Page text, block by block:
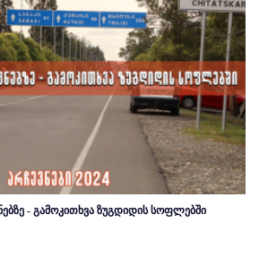
- გამოკითხვა ზუგდიდის სოფლებში